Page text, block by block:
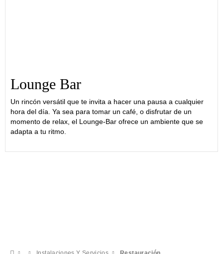
Lounge Bar
Un rincón versátil que te invita a hacer una pausa a cualquier
hora del día. Ya sea para tomar un café, o disfrutar de un
momento de relax, el Lounge-Bar ofrece un ambiente que se
adapta a tu ritmo.